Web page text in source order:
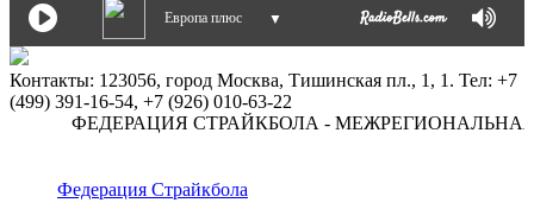
Европа плюс ▼
Контакты: 123056, город Москва, Тишинская пл., 1, 1. Тел: +7
(499) 391-16-54, +7 (926) 010-63-22
ФЕДЕРАЦИЯ СТРАЙКБОЛА -
Федерация Страйкбола